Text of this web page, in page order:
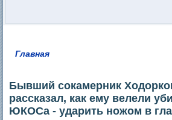
Главная
Бывший сокамерник
рассказал, как ему велели
ЮКОСа - ударить ножом в